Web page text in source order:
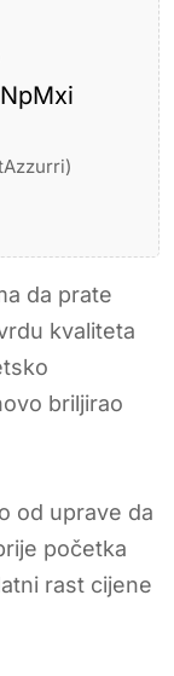
da prate
kvaliteta
briljirao
od uprave da
početka
rast cijene